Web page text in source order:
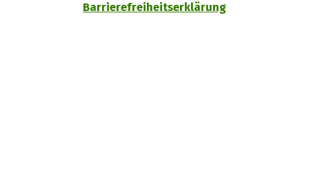
Barrierefreiheitserklärung